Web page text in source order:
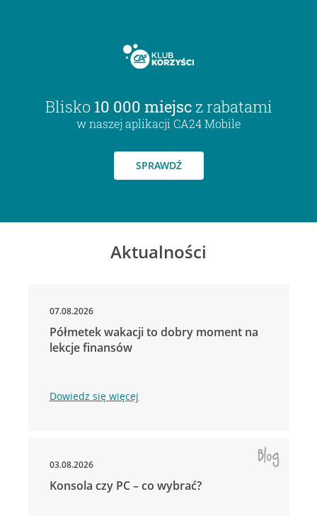
Blisko 10 000 miejsc z rabatami
w naszej aplikacji CA24 Mobile
SPRAWDŹ
Aktualności
07.08.2026
Półmetek wakacji to dobry moment na
lekcje finansów
Dowiedz się więcej
03.08.2026
Konsola czy PC – co wybrać?